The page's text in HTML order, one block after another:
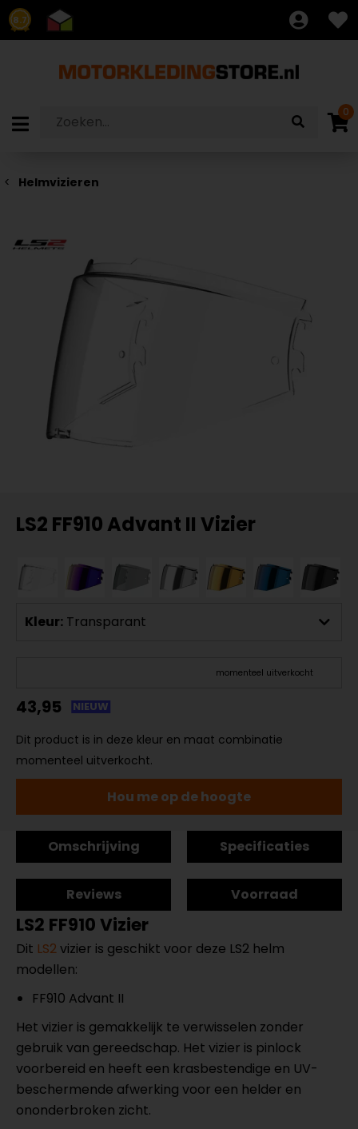
8.7
0
Helmvizieren
LS2 FF910 Advant II Vizier
Kleur: Transparant
momenteel uitverkocht
43,95 NIEUW
Dit product is in deze kleur en maat combinatie
momenteel uitverkocht.
Hou me op de hoogte
Omschrijving Specificaties
Reviews Voorraad
LS2 FF910 Vizier
Dit LS2vizier is geschikt voor deze LS2 helm
modellen:
FF910 Advant II
Het vizier is gemakkelijk te verwisselen zonder
gebruik van gereedschap. Het vizier is pinlock
voorbereid en heeft een krasbestendige en UV-
beschermende afwerking voor een helder en
ononderbroken zicht.